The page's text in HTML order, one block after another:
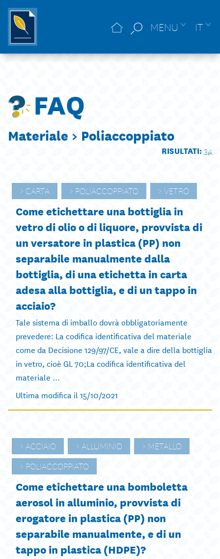
MENU IT
FAQ
Materiale > Poliaccoppiato
RISULTATI:34
CARTA POLIACCOPPIATO VETRO
Come etichettare una bottiglia in
vetro di olio o di liquore, provvista di
un versatore in plastica (PP) non
separabile manualmente dalla
bottiglia, di una etichetta in carta
adesa alla bottiglia, e di un tappo in
acciaio?
Tale sistema di imballo dovrà obbligatoriamente
prevedere: La codifica identificativa del materiale
come da Decisione 129/97/CE, vale a dire della bottiglia
in vetro, cioè GL 70;La codifica identificativa del
materiale ...
Ultima modifica il 15/10/2021
ACCIAIO ALLUMINIO
METALLO
POLIACCOPPIATO
Come etichettare una bomboletta
aerosol in alluminio, provvista di
erogatore in plastica (PP) non
separabile manualmente, e di un
tappo in plastica (HDPE)?